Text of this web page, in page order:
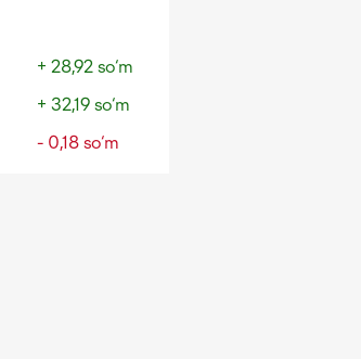
+ 28,92 so‘m
+ 32,19 so‘m
- 0,18 so‘m